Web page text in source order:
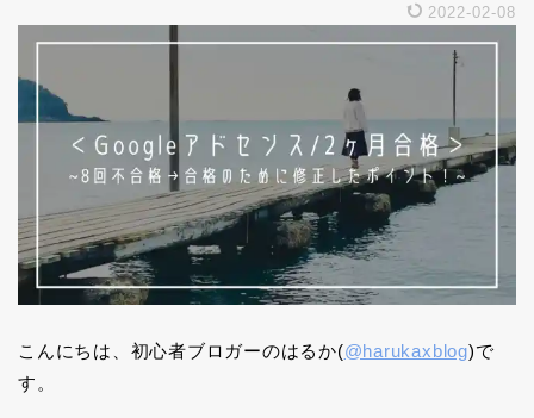
2022-02-08
こんにちは、初心者ブロガーのはるか(@harukaxblog)で
す。